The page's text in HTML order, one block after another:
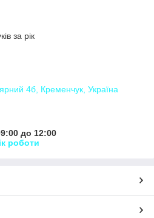
за рік
4б, Кременчук, Україна
до 12:00
роботи